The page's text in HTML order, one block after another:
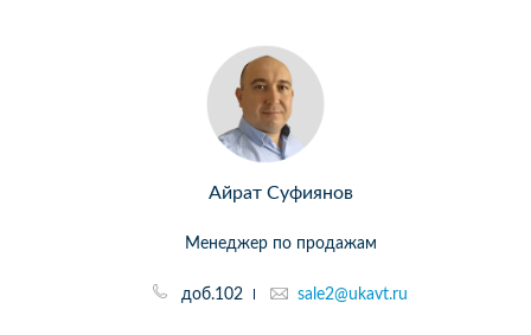
Айрат Суфиянов
Менеджер по продажам
доб.102 sale2@ukavt.ru